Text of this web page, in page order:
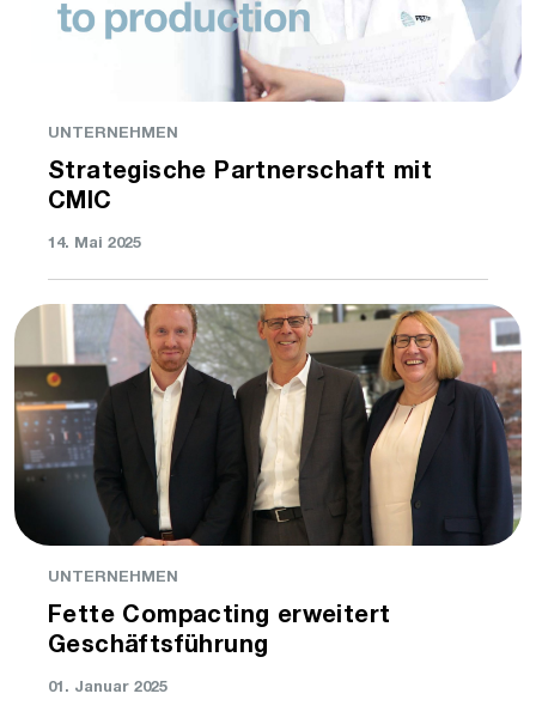
UNTERNEHMEN
Strategische Partnerschaft mit
CMIC
14. Mai 2025
UNTERNEHMEN
Fette Compacting erweitert
Geschäftsführung
01. Januar 2025